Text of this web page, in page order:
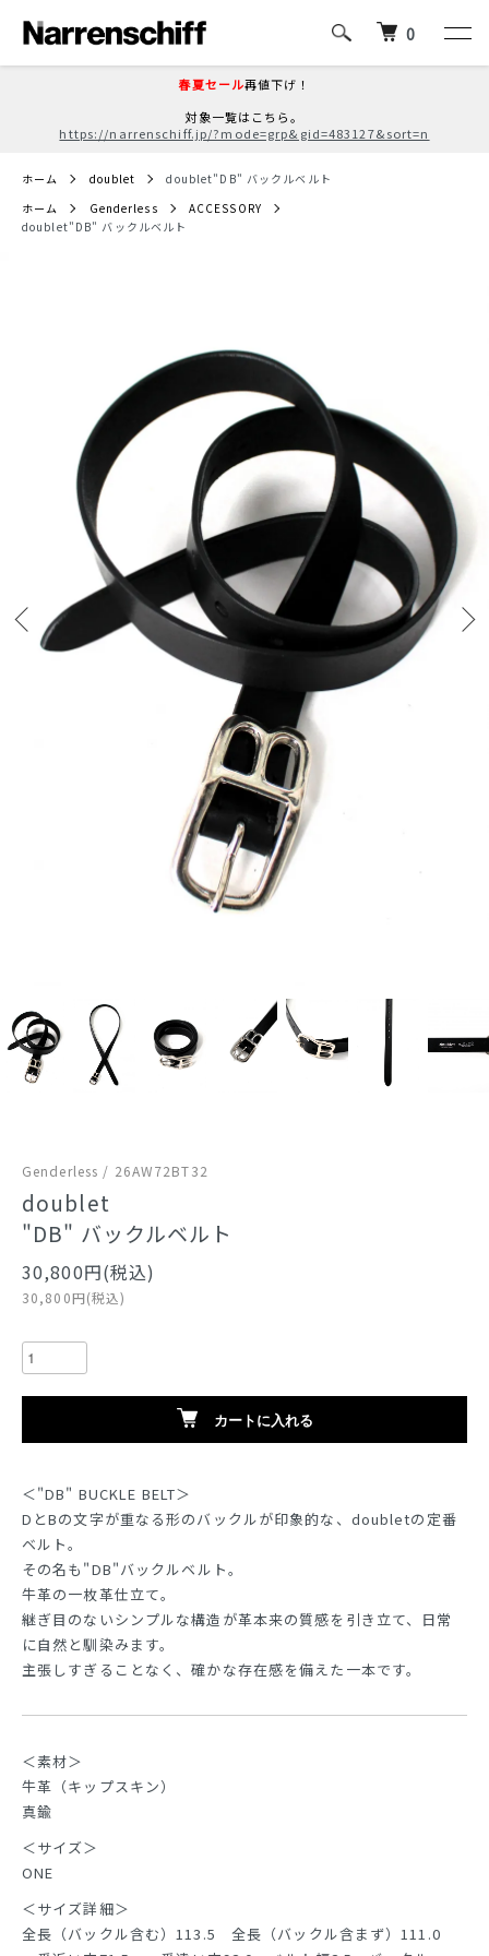
春夏セール再値下げ！
対象一覧はこちら。
https://narrenschiff.jp/?mode=grp&gid=483127&sort=n
0
ホーム doublet
doublet"DB" バックルベルト
ホーム
Genderless
ACCESSORY
doublet"DB" バックルベルト
Genderless / 26AW72BT32
doublet
"DB" バックルベルト
30,800円(税込)
30,800円(税込)
カートに入れる
＜"DB" BUCKLE BELT＞
DとBの文字が重なる形のバックルが印象的な、doubletの定番
ベルト。
その名も"DB"バックルベルト。
牛革の一枚革仕立て。
継ぎ目のないシンプルな構造が革本来の質感を引き立て、日常
に自然と馴染みます。
主張しすぎることなく、確かな存在感を備えた一本です。
＜素材＞
牛革（キップスキン）
真鍮
＜サイズ＞
ONE
＜サイズ詳細＞
全長（バックル含む）113.5 全長（バックル含まず）111.0